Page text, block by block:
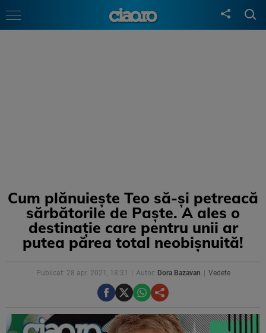
Cum plănuiește Teo să-și petreacă
sărbătorile de Paște. A ales o
destinație care pentru unii ar
putea părea total neobișnuită!
Publicat: 28 apr. 2021, 18:31 Autor: Dora Bazavan Vedete